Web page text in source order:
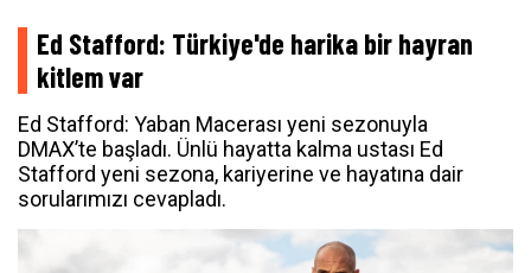
Ed Stafford: Türkiye'de harika bir hayran
kitlem var
Ed Stafford: Yaban Macerası yeni sezonuyla
DMAX’te başladı. Ünlü hayatta kalma ustası Ed
Stafford yeni sezona, kariyerine ve hayatına dair
sorularımızı cevapladı.